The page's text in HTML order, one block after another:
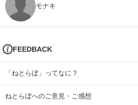
モナキ
FEEDBACK
「ねとらぼ」ってなに？
ねとらぼへのご意見・ご感想